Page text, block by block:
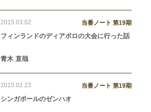
2015.03.02 当番ノート 第19期
フィンランドのディアボロの大会に行った話
青木 直哉
2015.02.23 当番ノート 第19期
シンガポールのゼンハオ